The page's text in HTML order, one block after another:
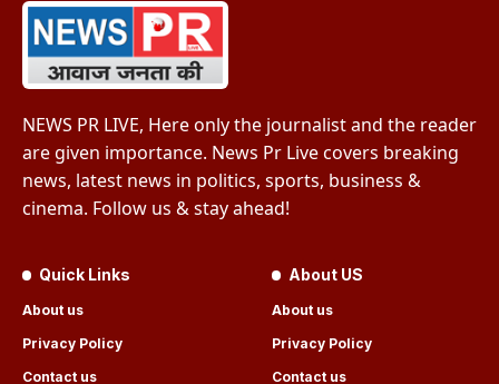
NEWS PR LIVE, Here only the journalist and the reader
are given importance. News Pr Live covers breaking
news, latest news in politics, sports, business &
cinema. Follow us & stay ahead!
Quick Links
About us
Privacy Policy
Contact us
About US
About us
Privacy Policy
Contact us